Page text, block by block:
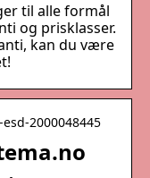
til alle formål
og prisklasser.
kan du være
2000048445